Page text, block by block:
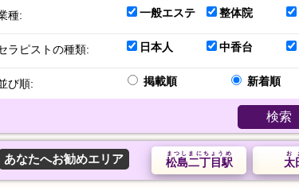
種: 一般エステ 整体院
ラピストの種類: 日本人 中香台
び順: 掲載順 新着順
検索
あなたへお勧めエリア 太
お
松島二丁目駅
まつしまにちょうめ